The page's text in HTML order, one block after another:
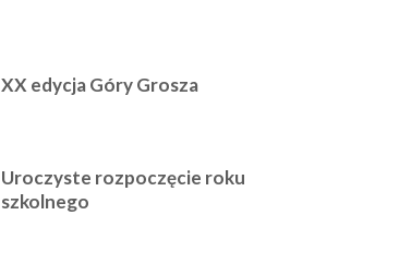
XX edycja Góry Grosza
Uroczyste rozpoczęcie roku
szkolnego